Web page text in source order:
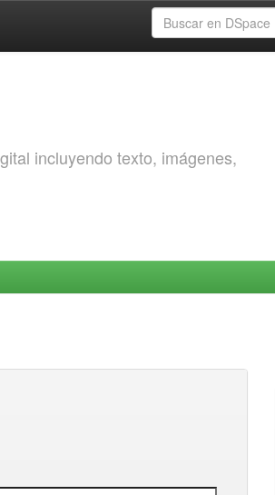
incluyendo texto, imágenes,